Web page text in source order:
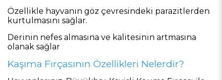
Özellikle hayvanın göz çevresindeki parazitlerden
kurtulmasını sağlar.
Derinin nefes almasına ve kalitesinin artmasına
olanak sağlar
Kaşıma Fırçasının Özellikleri Nelerdir?